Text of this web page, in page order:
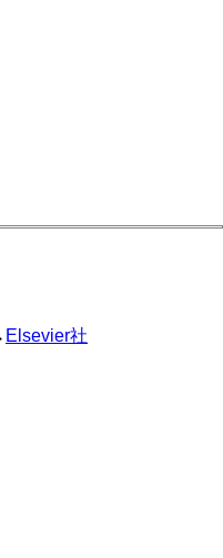
Elsevier社